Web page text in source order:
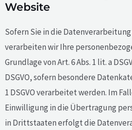
Website
Sofern Sie in die
verarbeiten wir Ihre
Grundlage von Art. 6 Abs. 1 lit. a
DSGVO, sofern besondere
1 DSGVO verarbeitet werden. Im
Einwilligung in die Übertragung
in Drittstaaten erfolgt die